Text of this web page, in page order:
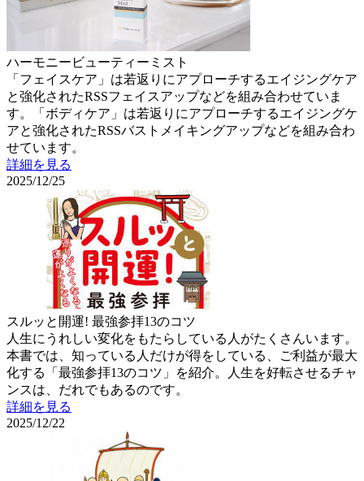
ハーモニービューティーミスト
「フェイスケア」は若返りにアプローチするエイジングケア
と強化されたRSSフェイスアップなどを組み合わせていま
す。「ボディケア」は若返りにアプローチするエイジングケ
アと強化されたRSSバストメイキングアップなどを組み合わ
せています。
詳細を見る
2025/12/25
スルッと開運! 最強参拝13のコツ
人生にうれしい変化をもたらしている人がたくさんいます。
本書では、知っている人だけが得をしている、ご利益が最大
化する「最強参拝13のコツ」を紹介。人生を好転させるチャ
ンスは、だれでもあるのです。
詳細を見る
2025/12/22